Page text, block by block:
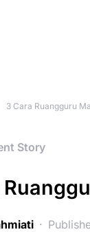
3 Cara Ruangguru
Story